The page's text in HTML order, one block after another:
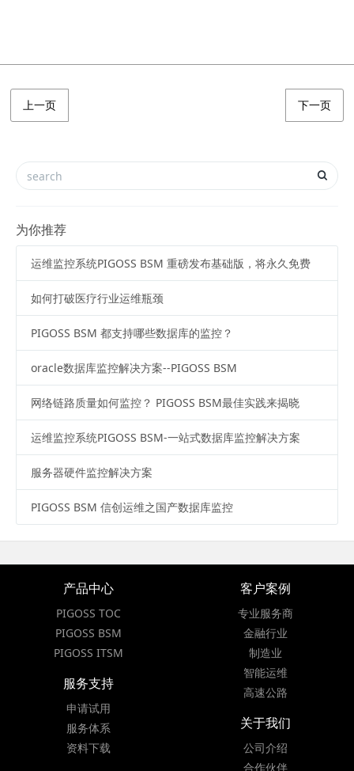
上一页 下一页
为你推荐
运维监控系统PIGOSS BSM 重磅发布基础版，将永久免费
如何打破医疗行业运维瓶颈
PIGOSS BSM 都支持哪些数据库的监控？
oracle数据库监控解决方案--PIGOSS BSM
网络链路质量如何监控？ PIGOSS BSM最佳实践来揭晓
运维监控系统PIGOSS BSM-一站式数据库监控解决方案
服务器硬件监控解决方案
PIGOSS BSM 信创运维之国产数据库监控
产品中心
PIGOSS TOC
PIGOSS BSM
PIGOSS ITSM
客户案例
专业服务商
金融行业
制造业
智能运维
高速公路
服务支持
申请试用
服务体系
资料下载
关于我们
公司介绍
合作伙伴